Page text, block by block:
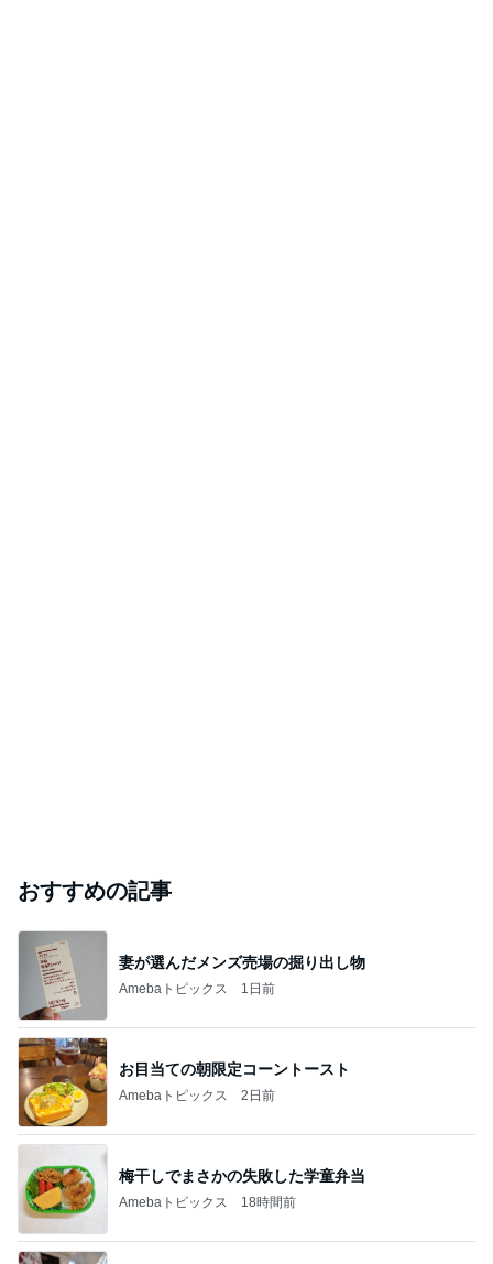
おすすめの記事
妻が選んだメンズ売場の掘り出し物
Amebaトピックス 1日前
お目当ての朝限定コーントースト
Amebaトピックス 2日前
梅干しでまさかの失敗した学童弁当
Amebaトピックス 18時間前